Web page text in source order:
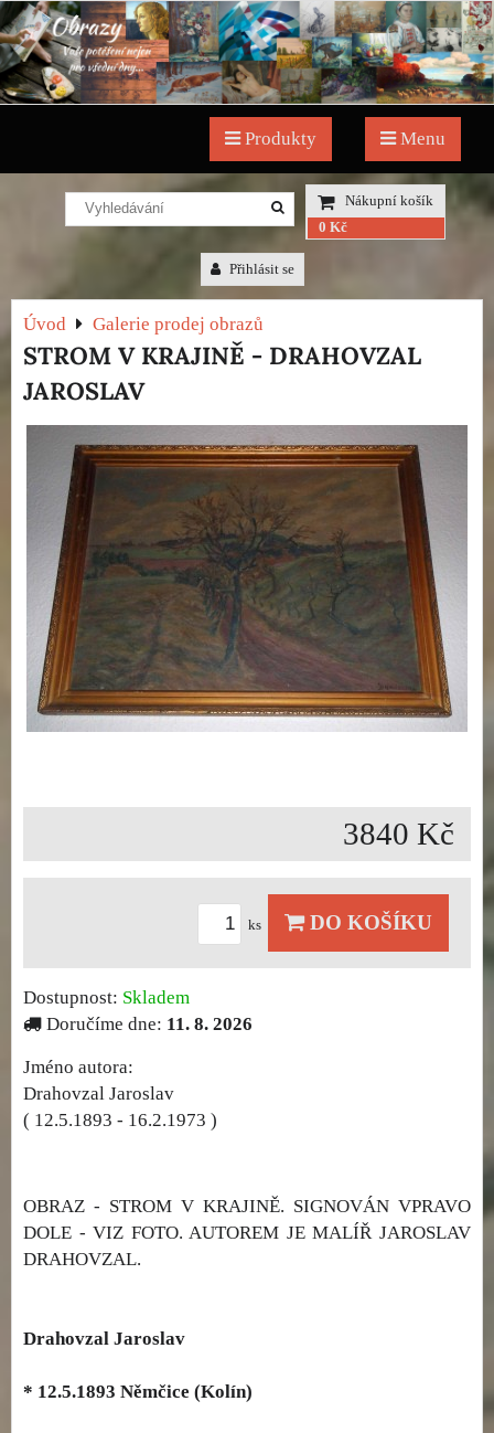
Produkty Menu
Nákupní košík
0 Kč
Přihlásit se
Úvod Galerie prodej obrazů
STROM V KRAJINĚ - DRAHOVZAL
JAROSLAV
3840 Kč
ks DO KOŠÍKU
Dostupnost: Skladem
Doručíme dne: 11. 8. 2026
Jméno autora:
Drahovzal Jaroslav
( 12.5.1893 - 16.2.1973 )
OBRAZ - STROM V KRAJINĚ. SIGNOVÁN VPRAVO
DOLE - VIZ FOTO. AUTOREM JE MALÍŘ JAROSLAV
DRAHOVZAL.
Drahovzal Jaroslav
* 12.5.1893 Němčice (Kolín)